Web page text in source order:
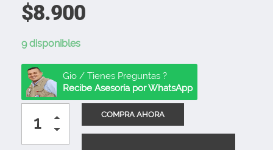
$8.900
9 disponibles
Gio / Tienes Preguntas ?
Recibe Asesoría por WhatsApp